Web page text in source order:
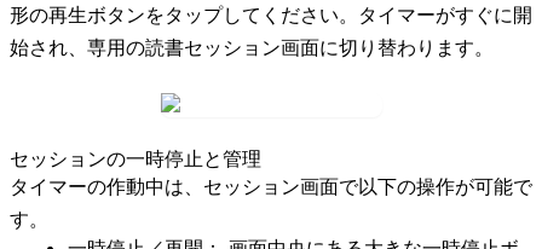
形の再生ボタンをタップしてください。タイマーがすぐに開
始され、専用の読書セッション画面に切り替わります。
セッションの一時停止と管理
タイマーの作動中は、セッション画面で以下の操作が可能で
す。